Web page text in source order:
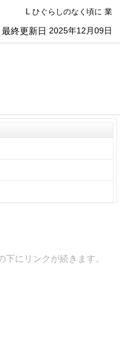
L ひぐらしのなく頃に 業
最終更新日 2025年12月09日
下にリンクが続きます。